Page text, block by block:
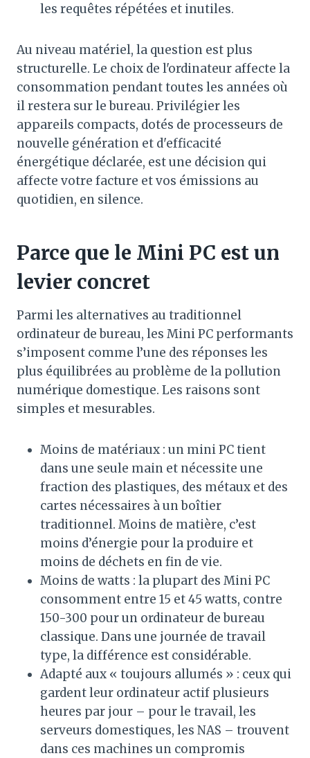
les requêtes répétées et inutiles.
Au niveau matériel, la question est plus
structurelle. Le choix de l'ordinateur affecte la
consommation pendant toutes les années où
il restera sur le bureau. Privilégier les
appareils compacts, dotés de processeurs de
nouvelle génération et d'efficacité
énergétique déclarée, est une décision qui
affecte votre facture et vos émissions au
quotidien, en silence.
Parce que le Mini PC est un
levier concret
Parmi les alternatives au traditionnel
ordinateur de bureau, les Mini PC performants
s’imposent comme l’une des réponses les
plus équilibrées au problème de la pollution
numérique domestique. Les raisons sont
simples et mesurables.
Moins de matériaux : un mini PC tient
dans une seule main et nécessite une
fraction des plastiques, des métaux et des
cartes nécessaires à un boîtier
traditionnel. Moins de matière, c’est
moins d’énergie pour la produire et
moins de déchets en fin de vie.
Moins de watts : la plupart des Mini PC
consomment entre 15 et 45 watts, contre
150-300 pour un ordinateur de bureau
classique. Dans une journée de travail
type, la différence est considérable.
Adapté aux « toujours allumés » : ceux qui
gardent leur ordinateur actif plusieurs
heures par jour – pour le travail, les
serveurs domestiques, les NAS – trouvent
dans ces machines un compromis